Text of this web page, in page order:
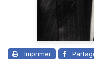
Imprimer